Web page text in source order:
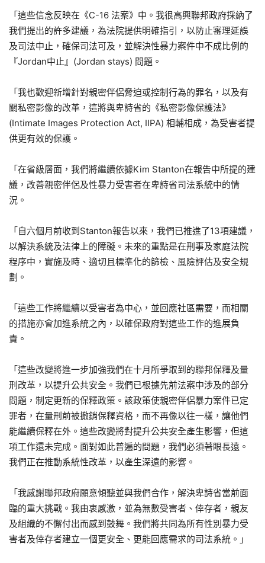
「這些信念反映在《C-16 法案》中。我很高興聯邦政府採納了
我們提出的許多建議，為法院提供明確指引，以防止審理延誤
及司法中止，確保司法可及，並解決性暴力案件中不成比例的
『Jordan中止』(Jordan stays) 問題。
「我也歡迎新增針對親密伴侶脅迫或控制行為的罪名，以及有
關私密影像的改革，這將與卑詩省的《私密影像保護法》
(Intimate Images Protection Act, IIPA) 相輔相成，為受害者提
供更有效的保護。
「在省級層面，我們將繼續依據Kim Stanton在報告中所提的建
議，改善親密伴侶及性暴力受害者在卑詩省司法系統中的情
況。
「自六個月前收到Stanton報告以來，我們已推進了13項建議，
以解決系統及法律上的障礙。未來的重點是在刑事及家庭法院
程序中，實施及時、適切且標準化的篩檢、風險評估及安全規
劃。
「這些工作將繼續以受害者為中心，並回應社區需要，而相關
的措施亦會加進系統之內，以確保政府對這些工作的進展負
責。
「這些改變將進一步加強我們在十月所爭取到的聯邦保釋及量
刑改革，以提升公共安全。我們已根據先前法案中涉及的部分
問題，制定更新的保釋政策。該政策使親密伴侶暴力案件已定
罪者，在量刑前被撤銷保釋資格，而不再像以往一樣，讓他們
能繼續保釋在外。這些改變將對提升公共安全產生影響，但這
項工作還未完成。面對如此普遍的問題，我們必須著眼長遠。
我們正在推動系統性改革，以產生深遠的影響。
「我感謝聯邦政府願意傾聽並與我們合作，解決卑詩省當前面
臨的重大挑戰。我由衷感激，並為無數受害者、倖存者，親友
及組織的不懈付出而感到鼓舞。我們將共同為所有性別暴力受
害者及倖存者建立一個更安全、更能回應需求的司法系統。」